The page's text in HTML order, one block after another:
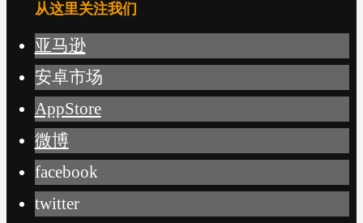
从这里关注我们
亚马逊
安卓市场
AppStore
微博
facebook
twitter